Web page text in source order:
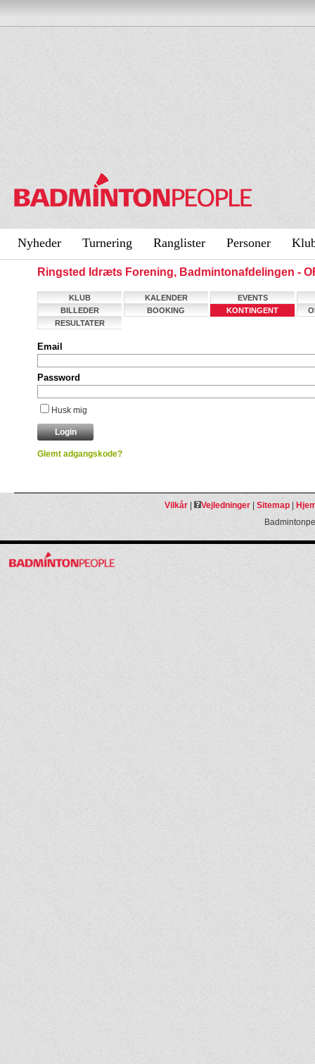
Nyheder Turnering Ranglister Personer
Ringsted Idræts Forening, Badmintonafdelingen -
KLUB KALENDER
EVENTS
BILLEDER
BOOKING KONTINGENT
RESULTATER
Email
Password
Husk mig
Glemt adgangskode?
Vilkår| Vejledninger| Sitemap|